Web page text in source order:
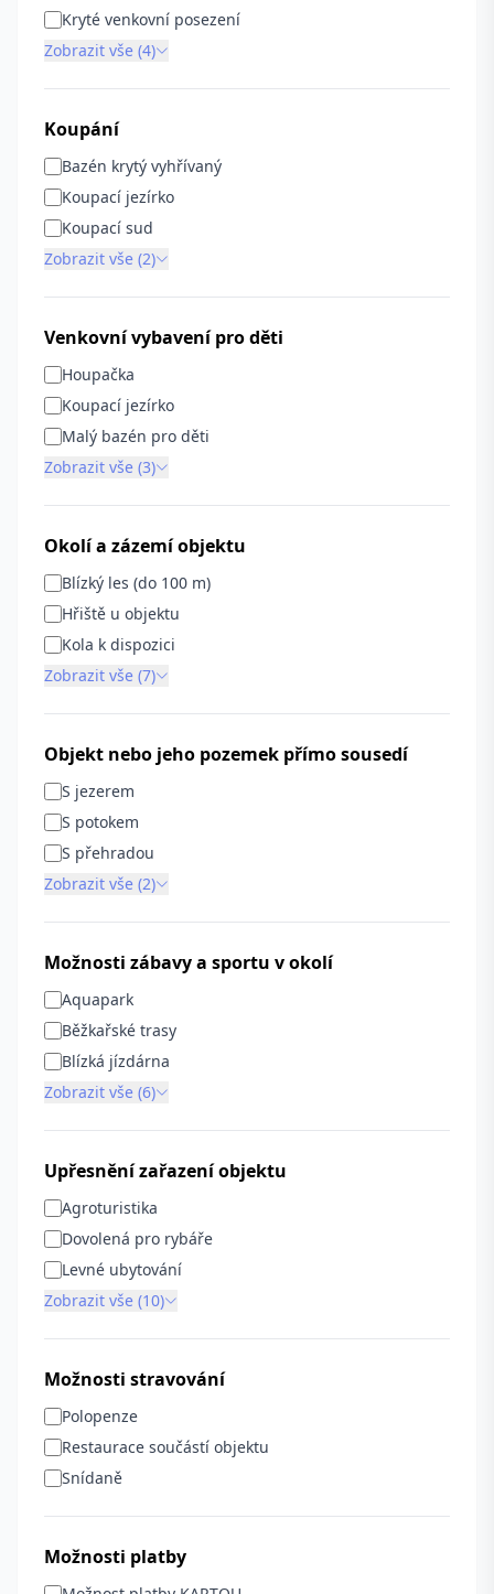
Kryté venkovní posezení
Zobrazit vše (4)
Koupání
Bazén krytý vyhřívaný
Koupací jezírko
Koupací sud
Zobrazit vše (2)
Venkovní vybavení pro děti
Houpačka
Koupací jezírko
Malý bazén pro děti
Zobrazit vše (3)
Okolí a zázemí objektu
Blízký les (do 100 m)
Hřiště u objektu
Kola k dispozici
Zobrazit vše (7)
Objekt nebo jeho pozemek přímo sousedí
S jezerem
S potokem
S přehradou
Zobrazit vše (2)
Možnosti zábavy a sportu v okolí
Aquapark
Běžkařské trasy
Blízká jízdárna
Zobrazit vše (6)
Upřesnění zařazení objektu
Agroturistika
Dovolená pro rybáře
Levné ubytování
Zobrazit vše (10)
Možnosti stravování
Polopenze
Restaurace součástí objektu
Snídaně
Možnosti platby